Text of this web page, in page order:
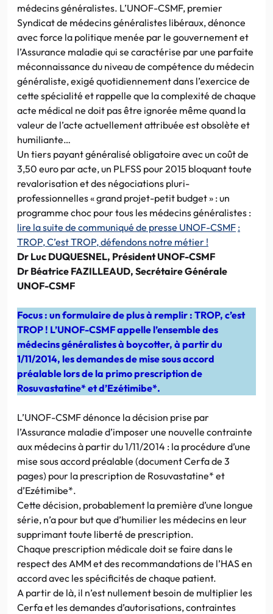
médecins généralistes. L’UNOF-CSMF, premier
Syndicat de médecins généralistes libéraux, dénonce
avec force la politique menée par le gouvernement et
l’Assurance maladie qui se caractérise par une parfaite
méconnaissance du niveau de compétence du médecin
généraliste, exigé quotidiennement dans l’exercice de
cette spécialité et rappelle que la complexité de chaque
acte médical ne doit pas être ignorée même quand la
valeur de l’acte actuellement attribuée est obsolète et
humiliante…
Un tiers payant généralisé obligatoire avec un coût de
3,50 euro par acte, un PLFSS pour 2015 bloquant toute
revalorisation et des négociations pluri-
professionnelles « grand projet-petit budget » : un
programme choc pour tous les médecins généralistes :
lire la suite de communiqué de presse UNOF-CSMF :
TROP, C’est TROP, défendons notre métier !
Dr Luc DUQUESNEL, Président UNOF-CSMF
Dr Béatrice FAZILLEAUD, Secrétaire Générale
UNOF-CSMF
Focus : un formulaire de plus à remplir : TROP, c’est
TROP ! L’UNOF-CSMF appelle l’ensemble des
médecins généralistes à boycotter, à partir du
1/11/2014, les demandes de mise sous accord
préalable lors de la primo prescription de
Rosuvastatine* et d’Ezétimibe*.
L’UNOF-CSMF dénonce la décision prise par
l’Assurance maladie d’imposer une nouvelle contrainte
aux médecins à partir du 1/11/2014 : la procédure d’une
mise sous accord préalable (document Cerfa de 3
pages) pour la prescription de Rosuvastatine* et
d’Ezétimibe*.
Cette décision, probablement la première d’une longue
série, n’a pour but que d’humilier les médecins en leur
supprimant toute liberté de prescription.
Chaque prescription médicale doit se faire dans le
respect des AMM et des recommandations de l’HAS en
accord avec les spécificités de chaque patient.
A partir de là, il n’est nullement besoin de multiplier les
Cerfa et les demandes d’autorisations, contraintes